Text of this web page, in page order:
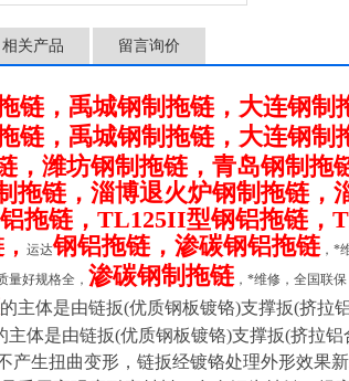
相关产品 留言询价
链，禹城钢制拖链，大连钢制
链，禹城钢制拖链，大连钢制
，潍坊钢制拖链，青岛钢制拖
拖链，淄博退火炉钢制拖链，
拖链，TL125II型钢铝拖链，
运达钢铝拖链，渗碳钢铝拖链 ，*
量好规格全， 渗碳钢制拖链 ，*维修，全国联保
的主体是由链扳(优质钢板镀铬)支撑扳(挤拉
主体是由链扳(优质钢板镀铬)支撑扳(挤拉
产生扭曲变形，链扳经镀铬处理外形效果